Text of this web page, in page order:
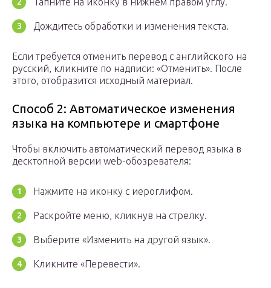
Дождитесь обработки и изменения текста.
Если требуется отменить перевод с английского на
русский, кликните по надписи: «Отменить». После
этого, отобразится исходный материал.
Способ 2: Автоматическое изменения
языка на компьютере и смартфоне
Чтобы включить автоматический перевод языка в
десктопной версии web-обозревателя:
Нажмите на иконку с иероглифом.
Раскройте меню, кликнув на стрелку.
Выберите «Изменить на другой язык».
Кликните «Перевести».